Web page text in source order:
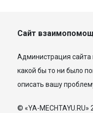
Сайт
Администрация сайта
какой бы то ни было
описать вашу
© «YA-MECHTAYU.RU»